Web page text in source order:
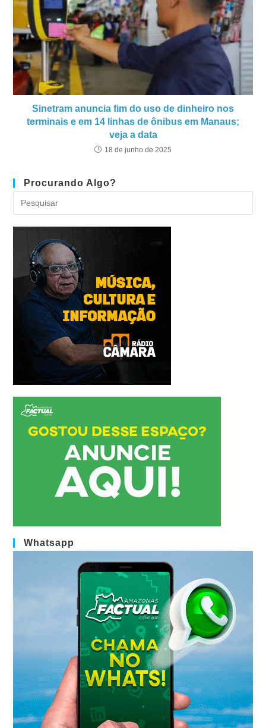
Sinetram anuncia fim do uso de dinheiro nos
terminais e em 14 linhas de ônibus em Manaus;
veja a data
18 de junho de 2025
Procurando Algo?
Whatsapp